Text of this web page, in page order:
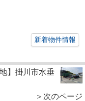
新着物件情報
地】掛川市水垂
＞次のページ